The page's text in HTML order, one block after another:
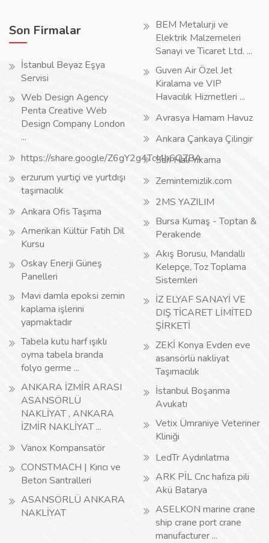
Son Firmalar
İstanbul Beyaz Eşya
Servisi
Web Design Agency
Penta Creative Web
Design Company London
...
https://share.google/Z6gY2g4TcI4h6QZBA
erzurum yurtiçi ve yurtdışı
taşımacılık
Ankara Ofis Taşıma
Amerikan Kültür Fatih Dil
Kursu
Oskay Enerji Güneş
Panelleri
Mavi damla epoksi zemin
kaplama işlerini
yapmaktadır
Tabela kutu harf ışıklı
oyma tabela branda
folyo germe ...
ANKARA İZMİR ARASI
ASANSÖRLÜ
NAKLİYAT , ANKARA
İZMİR NAKLİYAT ...
Vanox Kompansatör
CONSTMACH | Kırıcı ve
Beton Santralleri
ASANSÖRLÜ ANKARA
NAKLİYAT
BEM Metalurji ve
Elektrik Malzemeleri
Sanayi ve Ticaret Ltd. ...
Guven Air Özel Jet
Kiralama ve VIP
Havacılık Hizmetleri ...
Avrasya Hamam Havuz
Ankara Çankaya Çilingir
Sarı Halı Yıkama
Zemintemizlik.com
2MS YAZILIM
Bursa Kumaş - Toptan &
Perakende
Akış Borusu, Mandallı
Kelepçe, Toz Toplama
Sistemleri
İZ ELYAF SANAYİ VE
DIŞ TİCARET LİMİTED
ŞİRKETİ
ZEKİ Konya Evden eve
asansörlü nakliyat
Taşımacılık
İstanbul Boşanma
Avukatı
Vetix Ümraniye Veteriner
Kliniği
LedTr Aydınlatma
ARK PİL Cnc hafıza pili
Akü Batarya
ASELKON marine crane
ship crane port crane
manufacturer ...